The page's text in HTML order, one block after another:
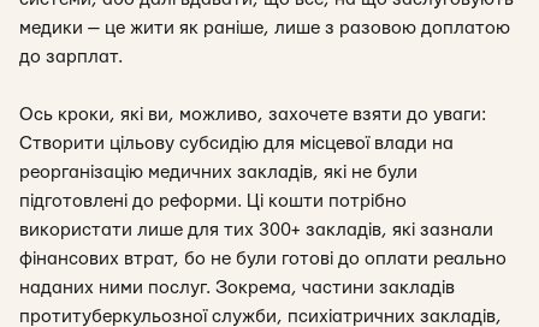
медики — це жити як раніше, лише з разовою доплатою
до зарплат.
Ось кроки, які ви, можливо, захочете взяти до уваги:
Створити цільову субсидію для місцевої влади на
реорганізацію медичних закладів, які не були
підготовлені до реформи. Ці кошти потрібно
використати лише для тих 300+ закладів, які зазнали
фінансових втрат, бо не були готові до оплати реально
наданих ними послуг. Зокрема, частини закладів
протитуберкульозної служби, психіатричних закладів,